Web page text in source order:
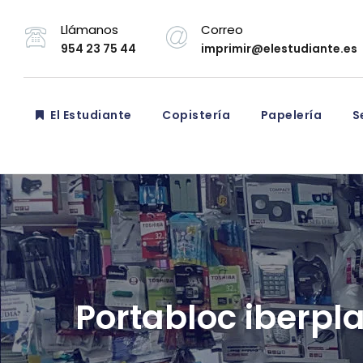
Llámanos
954 23 75 44
Correo
imprimir@elestudiante.es
El Estudiante Copistería Papelería
Portabloc